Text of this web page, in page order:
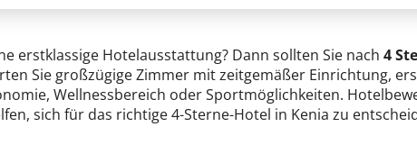
erstklassige Hotelausstattung? Dann sollten Sie nach 4
Sie großzügige Zimmer mit zeitgemäßer Einrichtung,
Wellnessbereich oder Sportmöglichkeiten.
sich für das richtige 4-Sterne-Hotel in Kenia zu